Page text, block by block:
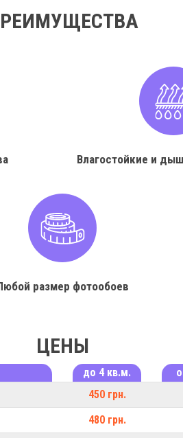
Влагостойкие и
размер фотообоев
ЦЕНЫ
до 4 кв.м.
450 грн.
480 грн.